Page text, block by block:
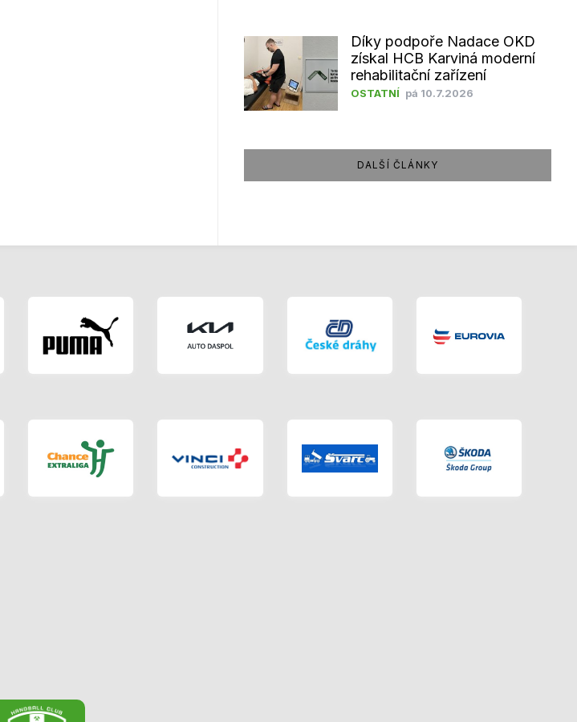
Díky podpoře Nadace OKD
získal HCB Karviná moderní
rehabilitační zařízení
OSTATNÍ pá 10.7.2026
DALŠÍ ČLÁNKY